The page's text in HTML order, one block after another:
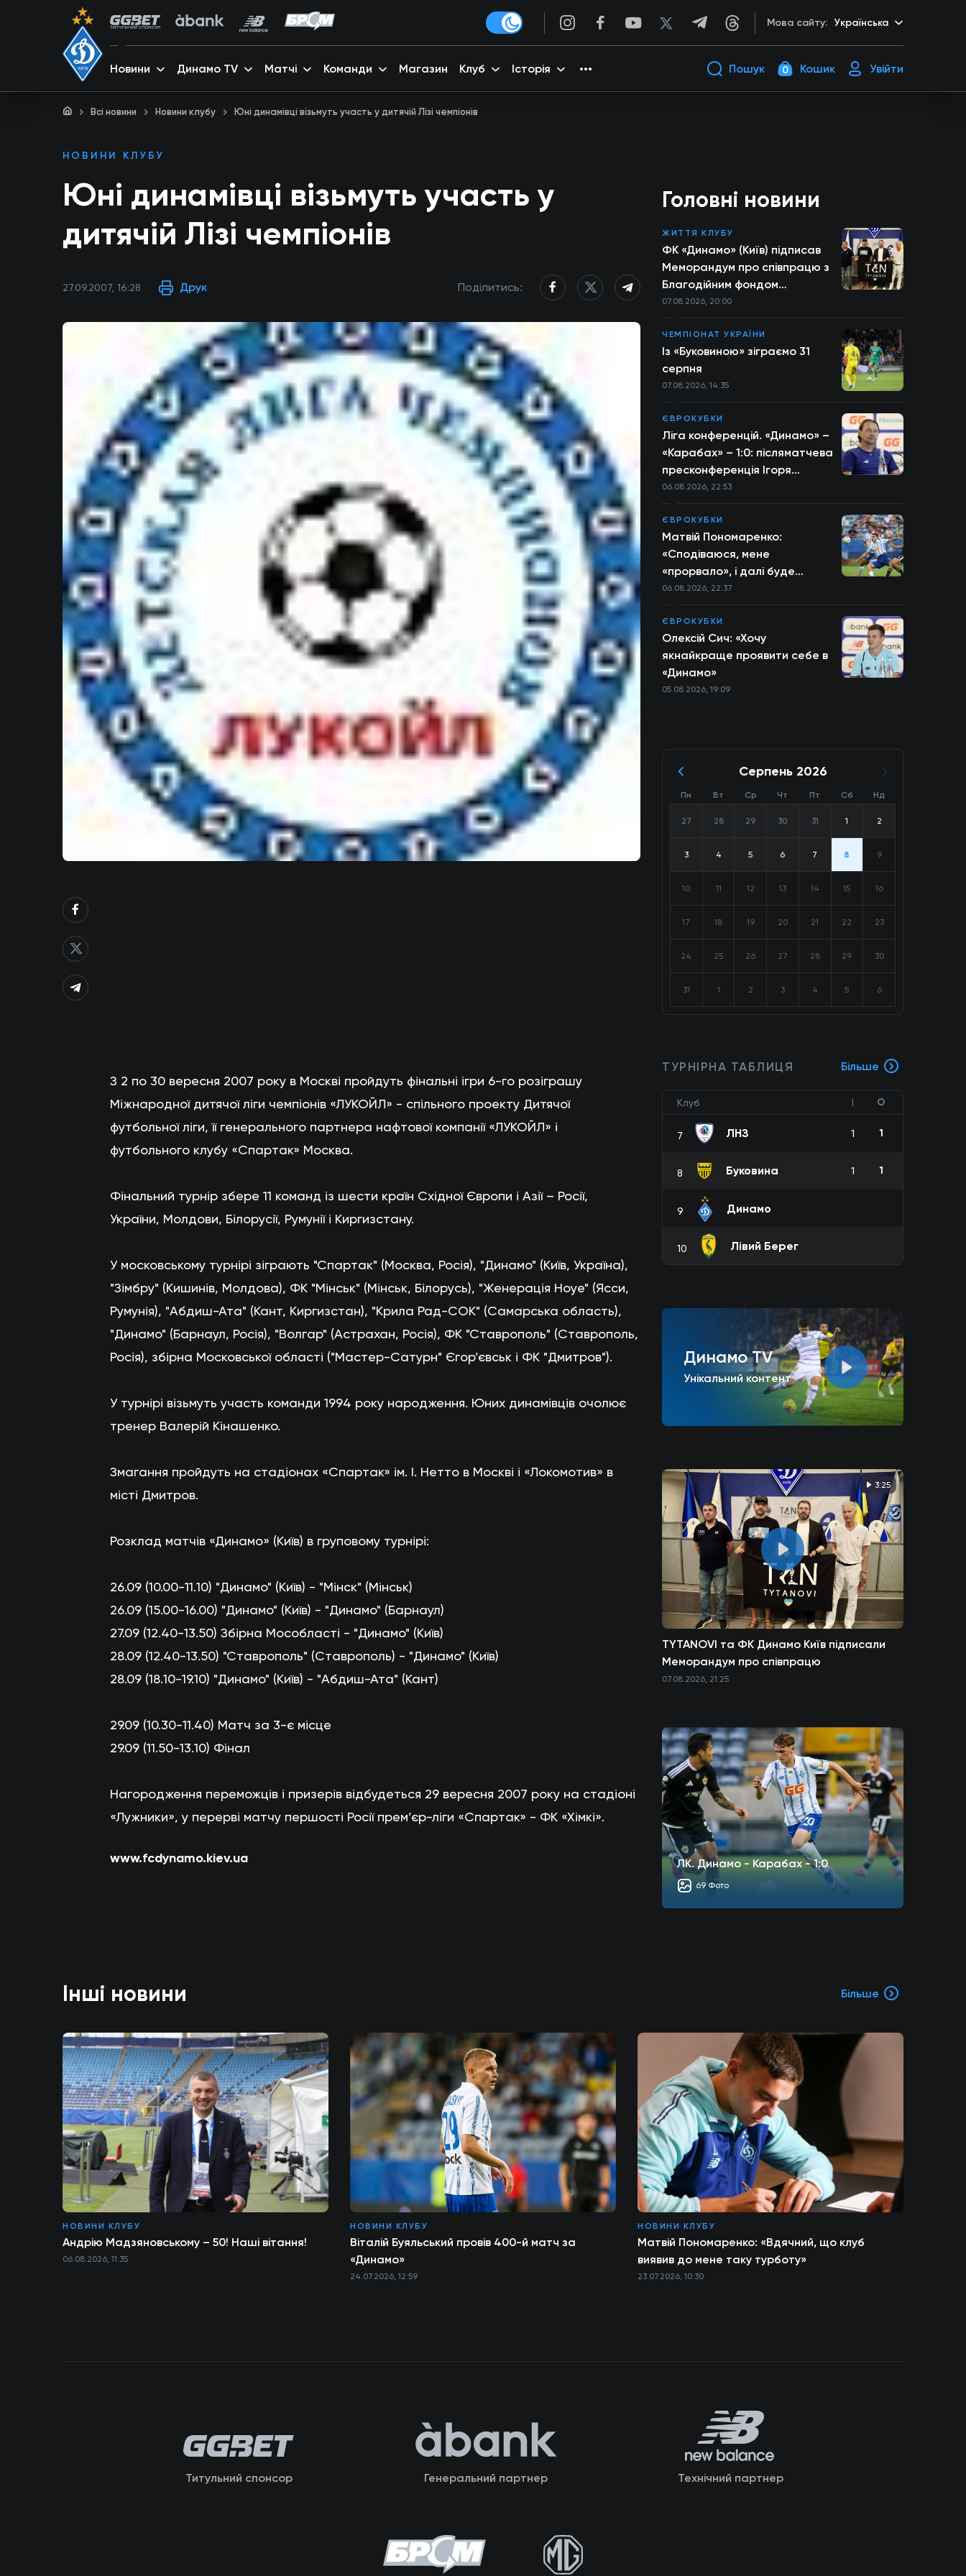
Мова сайту: Українська
Новини Динамо TV Матчі Команди Магазин Клуб Історія Пошук 0 Кошик Увійти
Всі новини Новини клубу Юні динамівці візьмуть участь у дитячій Лізі чемпіонів
НОВИНИ КЛУБУ
Юні динамівці візьмуть участь у
дитячій Лізі чемпіонів
27.09.2007, 16:28 Друк Поділитись:
З 2 по 30 вересня 2007 року в Москві пройдуть фінальні ігри 6-го розіграшу
Міжнародної дитячої ліги чемпіонів «ЛУКОЙЛ» - спільного проекту Дитячої
футбольної ліги, її генерального партнера нафтової компанії «ЛУКОЙЛ» і
футбольного клубу «Спартак» Москва.
Фінальний турнір збере 11 команд із шести країн Східної Європи і Азії – Росії,
України, Молдови, Білорусії, Румунії і Киргизстану.
У московському турнірі зіграють "Спартак" (Москва, Росія), "Динамо" (Київ, Україна),
"Зімбру" (Кишинів, Молдова), ФК "Мінськ" (Мінськ, Білорусь), "Женерація Ноуе" (Ясси,
Румунія), "Абдиш-Ата" (Кант, Киргизстан), "Крила Рад-СОК" (Самарська область),
"Динамо" (Барнаул, Росія), "Волгар" (Астрахан, Росія), ФК "Ставрополь" (Ставрополь,
Росія), збірна Московської області ("Мастер-Сатурн" Єгор’євськ і ФК "Дмитров").
У турнірі візьмуть участь команди 1994 року народження. Юних динамівців очолює
тренер Валерій Кінашенко.
Змагання пройдуть на стадіонах «Спартак» ім. І. Нетто в Москві і «Локомотив» в
місті Дмитров.
Розклад матчів «Динамо» (Київ) в груповому турнірі:
26.09 (10.00-11.10) "Динамо" (Київ) - "Мінск" (Мінськ)
26.09 (15.00-16.00) "Динамо" (Київ) - "Динамо" (Барнаул)
27.09 (12.40-13.50) Збірна Мособласті - "Динамо" (Київ)
28.09 (12.40-13.50) "Ставрополь" (Ставрополь) - "Динамо" (Київ)
28.09 (18.10-19.10) "Динамо" (Київ) - "Абдиш-Ата" (Кант)
29.09 (10.30-11.40) Матч за 3-є місце
29.09 (11.50-13.10) Фінал
Нагородження переможців і призерів відбудеться 29 вересня 2007 року на стадіоні
«Лужники», у перерві матчу першості Росії прем’єр-ліги «Спартак» - ФК «Хімкі».
www.fcdynamo.kiev.ua
Головні новини
ЖИТТЯ КЛУБУ
ФК «Динамо» (Київ) підписав
Меморандум про співпрацю з
Благодійним фондом
TYTANOVI
07.08.2026, 20:00
ЧЕМПІОНАТ УКРАЇНИ
Із «Буковиною» зіграємо 31
серпня
07.08.2026, 14:35
ЄВРОКУБКИ
Ліга конференцій. «Динамо» –
«Карабах» – 1:0: післяматчева
пресконференція Ігоря
Костюка
06.08.2026, 22:53
ЄВРОКУБКИ
Матвій Пономаренко:
«Сподіваюся, мене
«прорвало», і далі буде
більше»
06.08.2026, 22:37
ЄВРОКУБКИ
Олексій Сич: «Хочу
якнайкраще проявити себе в
«Динамо»
05.08.2026, 19:09
Серпень 2026
Пн Вт Ср Чт Пт Сб Нд
27 28 29 30 31 1 2
3 4 5 6 7 8 9
10 11 12 13 14 15 16
17 18 19 20 21 22 23
24 25 26 27 28 29 30
31 1 2 3 4 5 6
ТУРНІРНА ТАБЛИЦЯ Більше
Клуб І О
7 ЛНЗ 1 1
8 Буковина 1 1
9 Динамо
10 Лівий Берег
Динамо TV
Унікальний контент
3:25
TYTANOVI та ФК Динамо Київ підписали
Меморандум про співпрацю
07.08.2026, 21:25
ЛК. Динамо - Карабах - 1:0
69 Фото
Інші новини Більше
НОВИНИ КЛУБУ
Андрію Мадзяновському – 50! Наші вітання!
06.08.2026, 11:35
НОВИНИ КЛУБУ
Віталій Буяльський провів 400-й матч за
«Динамо»
24.07.2026, 12:59
НОВИНИ КЛУБУ
Матвій Пономаренко: «Вдячний, що клуб
виявив до мене таку турботу»
23.07.2026, 10:30
Титульний спонсор Генеральний партнер Технічний партнер